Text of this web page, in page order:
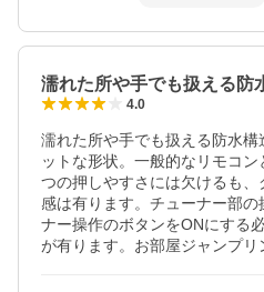
濡れた所や手でも扱える
4.0
濡れた所や手でも扱える防水
ットな形状。一般的なリモコ
つの押しやすさには欠けるも
感は有ります。チューナー部
ナー操作のボタンをONにする
が有ります。お部屋ジャンプリ